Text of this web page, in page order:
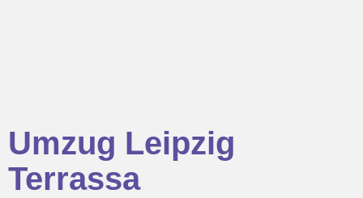
Umzug Leipzig
Terrassa